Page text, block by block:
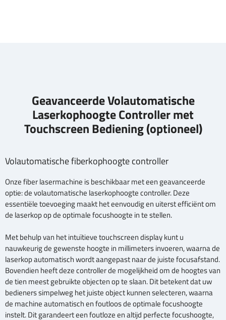
Geavanceerde Volautomatische
Laserkophoogte Controller met
Touchscreen Bediening (optioneel)
Volautomatische fiberkophoogte controller
Onze fiber lasermachine is beschikbaar met een geavanceerde
optie: de volautomatische laserkophoogte controller. Deze
essentiële toevoeging maakt het eenvoudig en uiterst efficiënt om
de laserkop op de optimale focushoogte in te stellen.
Met behulp van het intuïtieve touchscreen display kunt u
nauwkeurig de gewenste hoogte in millimeters invoeren, waarna de
laserkop automatisch wordt aangepast naar de juiste focusafstand.
Bovendien heeft deze controller de mogelijkheid om de hoogtes van
de tien meest gebruikte objecten op te slaan. Dit betekent dat uw
bedieners simpelweg het juiste object kunnen selecteren, waarna
de machine automatisch en foutloos de optimale focushoogte
instelt. Dit garandeert een foutloze en altijd perfecte focushoogte,